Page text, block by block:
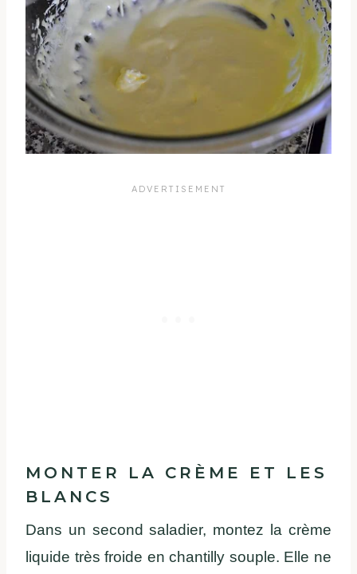
MONTER LA CRÈME ET LES
BLANCS
Dans un second saladier, montez la crème
liquide très froide en chantilly souple. Elle ne